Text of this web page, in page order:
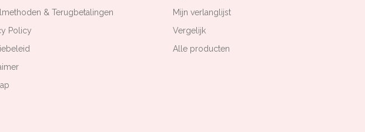
& Terugbetalingen
Policy
Mijn verlanglijst
Vergelijk
Alle producten